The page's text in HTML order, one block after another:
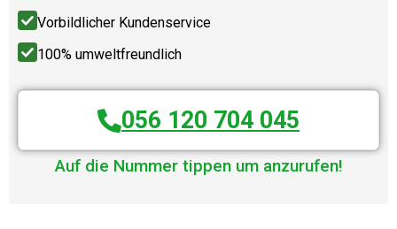
Vorbildlicher Kundenservice
100% umweltfreundlich
056 120 704 045
Auf die Nummer tippen um anzurufen!